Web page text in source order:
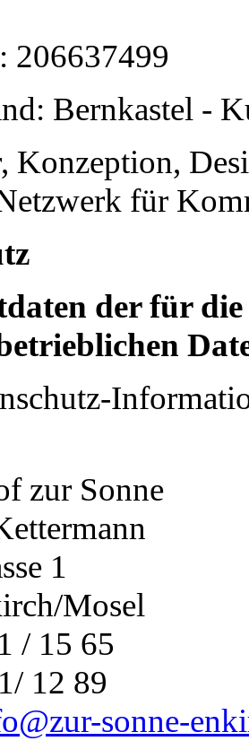
206637499
Bernkastel -
Konzeption,
für
der für
zur Sonne
1
Mosel
/ 15 65
12 89
sonne-